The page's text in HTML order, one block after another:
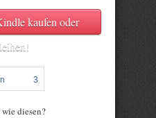
kaufen oder
3
diesen?